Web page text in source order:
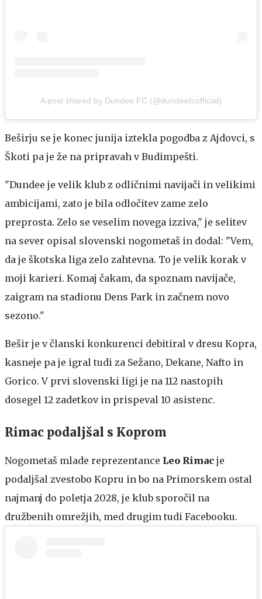
A post shared by Dundee FC (@dundeefcofficial)
Beširju se je konec junija iztekla pogodba z Ajdovci, s
Škoti pa je že na pripravah v Budimpešti.
"Dundee je velik klub z odličnimi navijači in velikimi
ambicijami, zato je bila odločitev zame zelo
preprosta. Zelo se veselim novega izziva," je selitev
na sever opisal slovenski nogometaš in dodal: "Vem,
da je škotska liga zelo zahtevna. To je velik korak v
moji karieri. Komaj čakam, da spoznam navijače,
zaigram na stadionu Dens Park in začnem novo
sezono."
Bešir je v članski konkurenci debitiral v dresu Kopra,
kasneje pa je igral tudi za Sežano, Dekane, Nafto in
Gorico. V prvi slovenski ligi je na 112 nastopih
dosegel 12 zadetkov in prispeval 10 asistenc.
Rimac podaljšal s Koprom
Nogometaš mlade reprezentance Leo Rimac je
podaljšal zvestobo Kopru in bo na Primorskem ostal
najmanj do poletja 2028, je klub sporočil na
družbenih omrežjih, med drugim tudi Facebooku.